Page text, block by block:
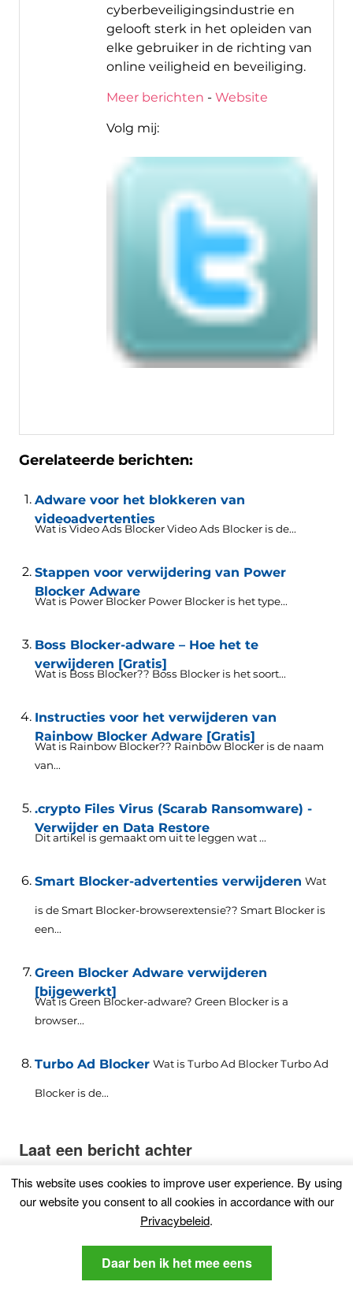
cyberbeveiligingsindustrie en
gelooft sterk in het opleiden van
elke gebruiker in de richting van
online veiligheid en beveiliging.
Meer berichten - Website
Volg mij:
Gerelateerde berichten:
Adware voor het blokkeren van
videoadvertenties
Wat is Video Ads Blocker Video Ads Blocker is de...
Stappen voor verwijdering van Power
Blocker Adware
Wat is Power Blocker Power Blocker is het type...
Boss Blocker-adware – Hoe het te
verwijderen [Gratis]
Wat is Boss Blocker?? Boss Blocker is het soort...
Instructies voor het verwijderen van
Rainbow Blocker Adware [Gratis]
Wat is Rainbow Blocker?? Rainbow Blocker is de naam
van...
.crypto Files Virus (Scarab Ransomware) -
Verwijder en Data Restore
Dit artikel is gemaakt om uit te leggen wat ...
Smart Blocker-advertenties verwijderen Wat
is de Smart Blocker-browserextensie?? Smart Blocker is
een...
Green Blocker Adware verwijderen
[bijgewerkt]
Wat is Green Blocker-adware? Green Blocker is a
browser...
Turbo Ad Blocker Wat is Turbo Ad Blocker Turbo Ad
Blocker is de...
Laat een bericht achter
Verplichte velden zijn gemarkeerd*
This website uses cookies to improve user experience. By using
our website you consent to all cookies in accordance with our
Privacybeleid.
Daar ben ik het mee eens